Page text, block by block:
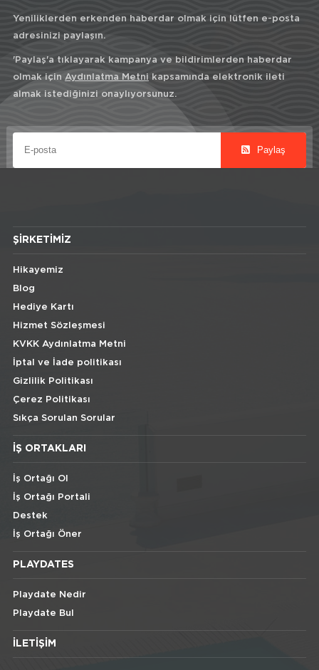
Yeniliklerden erkenden haberdar olmak için lütfen e-posta
adresinizi paylaşın.
'Paylaş'a tıklayarak kampanya ve bildirimlerden haberdar
olmak için Aydınlatma Metni kapsamında elektronik ileti
almak istediğinizi onaylıyorsunuz.
Paylaş
ŞIRKETIMIZ
Hikayemiz
Blog
Hediye Kartı
Hizmet Sözleşmesi
KVKK Aydınlatma Metni
İptal ve İade politikası
Gizlilik Politikası
Çerez Politikası
Sıkça Sorulan Sorular
İŞ ORTAKLARI
İş Ortağı Ol
İş Ortağı Portali
Destek
İş Ortağı Öner
PLAYDATES
Playdate Nedir
Playdate Bul
İLETIŞIM